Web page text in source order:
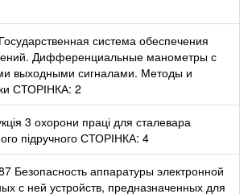
система обеспечения
Дифференциальные манометры с
выходными сигналами. Методы и
СТОРІНКА: 2
3 охорони праці для сталевара
підручного СТОРІНКА: 4
Безопасность аппаратуры электронной
с ней устройств, предназначенных для